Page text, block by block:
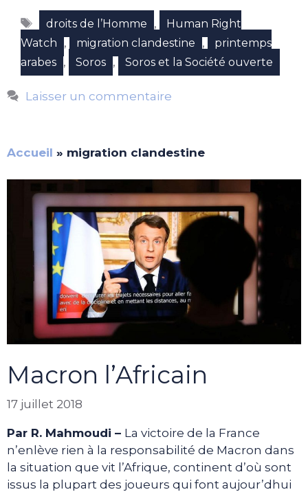
Étiquettes
droits de l’Homme ,
Human Right
Watch
, migration clandestine ,
printemps
arabes , Soros , Soros et la Société ouverte
Laisser un commentaire
Accueil » migration clandestine
Macron l’Africain
17 juillet 2018
Par R. Mahmoudi – La victoire de la France
n’enlève rien à la responsabilité de Macron dans
la situation que vit l’Afrique, continent d’où sont
issus la plupart des joueurs qui font aujour’dhui